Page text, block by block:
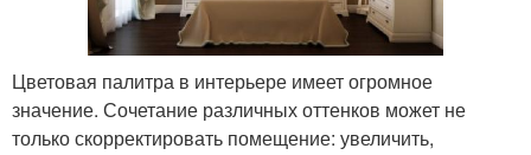
Цветовая палитра в интерьере имеет огромное
значение. Сочетание различных оттенков может не
только скорректировать помещение: увеличить,